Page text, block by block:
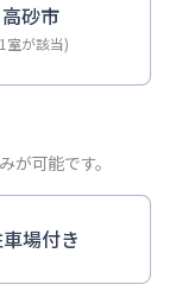
高砂市
室が該当)
が可能です。
場付き